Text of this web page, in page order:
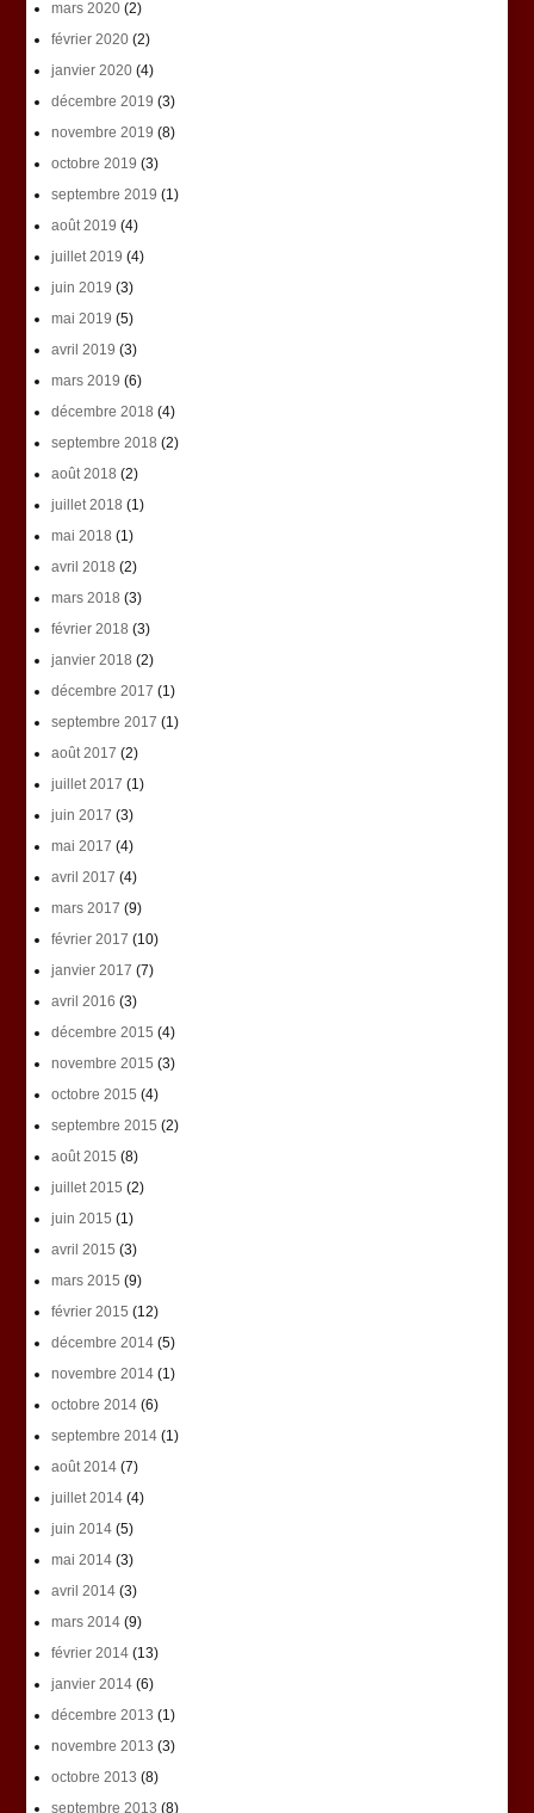
mars 2020(2)
février 2020(2)
janvier 2020(4)
décembre 2019 (3)
novembre 2019 (8)
octobre 2019 (3)
septembre 2019 (1)
août 2019 (4)
juillet 2019 (4)
juin 2019 (3)
mai 2019 (5)
avril 2019 (3)
mars 2019 (6)
décembre 2018 (4)
septembre 2018 (2)
août 2018 (2)
juillet 2018 (1)
mai 2018 (1)
avril 2018 (2)
mars 2018 (3)
février 2018 (3)
janvier 2018 (2)
décembre 2017 (1)
septembre 2017 (1)
août 2017 (2)
juillet 2017 (1)
juin 2017 (3)
mai 2017 (4)
avril 2017 (4)
mars 2017 (9)
février 2017 (10)
janvier 2017 (7)
avril 2016 (3)
décembre 2015 (4)
novembre 2015 (3)
octobre 2015 (4)
septembre 2015 (2)
août 2015 (8)
juillet 2015 (2)
juin 2015 (1)
avril 2015 (3)
mars 2015 (9)
février 2015 (12)
décembre 2014(5)
novembre 2014(1)
octobre 2014(6)
septembre 2014(1)
août 2014(7)
juillet 2014(4)
juin 2014(5)
mai 2014(3)
avril 2014(3)
mars 2014(9)
février 2014(13)
janvier 2014(6)
décembre 2013 (1)
novembre 2013 (3)
octobre 2013 (8)
septembre 2013 (8)